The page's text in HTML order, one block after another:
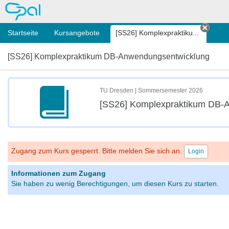
OPAL
Startseite Kursangebote [SS26] Komplexpraktiku...
Tab
[SS26] Komplexpraktikum DB-Anwendungsentwicklung
TU Dresden | Sommersemester 2026
[SS26] Komplexpraktikum DB-
Zugang zum Kurs gesperrt. Bitte melden Sie sich an. Login
Informationen zum Zugang
Sie haben zu wenig Berechtigungen, um diesen Kurs zu starten.